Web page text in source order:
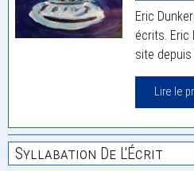
Eric
écrits. Eric
site depuis
Lire le
Syllabation De L'Écrit